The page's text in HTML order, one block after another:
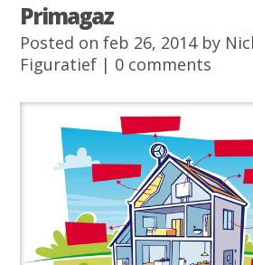
Primagaz
Posted on feb 26, 2014 by
Figuratief | 0 comments